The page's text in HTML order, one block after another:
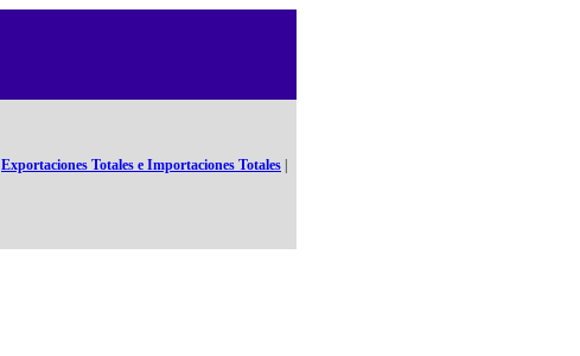
Exportaciones Totales e Importaciones Totales